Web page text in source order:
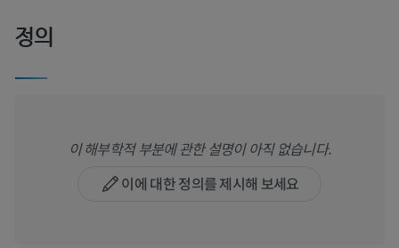
정의
이 해부학적 부분에 관한 설명이 아직 없습니다.
이에 대한 정의를 제시해 보세요